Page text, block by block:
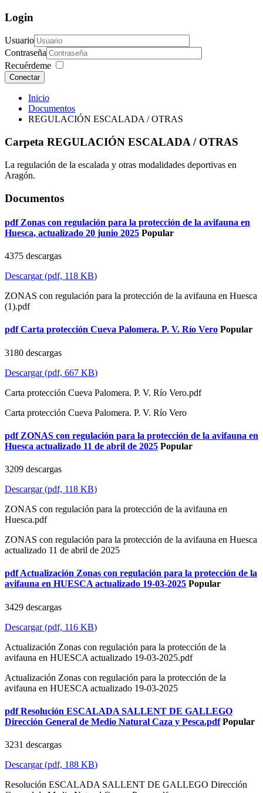
Login
Usuario
Contraseña
Recuérdeme
Conectar
Inicio
Documentos
REGULACIÓN ESCALADA / OTRAS
Carpeta REGULACIÓN ESCALADA / OTRAS
La regulación de la escalada y otras modalidades deportivas en
Aragón.
Documentos
pdf Zonas con regulación para la protección de la avifauna en
Huesca, actualizado 20 junio 2025 Popular
4375 descargas
Descargar(pdf, 118 KB)
ZONAS con regulación para la protección de la avifauna en Huesca
(1).pdf
pdf Carta protección Cueva Palomera. P. V. Río Vero Popular
3180 descargas
Descargar(pdf, 667 KB)
Carta protección Cueva Palomera. P. V. Río Vero.pdf
Carta protección Cueva Palomera. P. V. Río Vero
pdf ZONAS con regulación para la protección de la avifauna en
Huesca actualizado 11 de abril de 2025 Popular
3209 descargas
Descargar(pdf, 118 KB)
ZONAS con regulación para la protección de la avifauna en
Huesca.pdf
ZONAS con regulación para la protección de la avifauna en Huesca
actualizado 11 de abril de 2025
pdfActualización Zonas con regulación para la protección de la
avifauna en HUESCA actualizado 19-03-2025 Popular
3429 descargas
Descargar(pdf, 116 KB)
Actualización Zonas con regulación para la protección de la
avifauna en HUESCA actualizado 19-03-2025.pdf
Actualización Zonas con regulación para la protección de la
avifauna en HUESCA actualizado 19-03-2025
pdf Resolución ESCALADA SALLENT DE GALLEGO
Dirección General de Medio Natural Caza y Pesca.pdf Popular
3231 descargas
Descargar(pdf, 188 KB)
Resolución ESCALADA SALLENT DE GALLEGO Dirección